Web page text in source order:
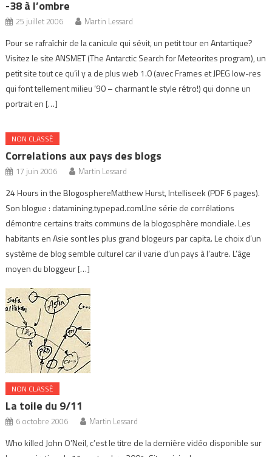
-38 à l’ombre
25 juillet 2006 Martin Lessard
Pour se rafraîchir de la canicule qui sévit, un petit tour en Antartique?
Visitez le site ANSMET (The Antarctic Search for Meteorites program), un
petit site tout ce qu’il y a de plus web 1.0 (avec Frames et JPEG low-res
qui font tellement milieu ’90 – charmant le style rétro!) qui donne un
portrait en […]
NON CLASSÉ
Correlations aux pays des blogs
17 juin 2006 Martin Lessard
24 Hours in the BlogosphereMatthew Hurst, Intelliseek (PDF 6 pages).
Son blogue : datamining.typepad.comUne série de corrélations
démontre certains traits communs de la blogosphère mondiale. Les
habitants en Asie sont les plus grand blogeurs par capita. Le choix d’un
système de blog semble culturel car il varie d’un pays à l’autre. L’âge
moyen du bloggeur […]
NON CLASSÉ
La toile du 9/11
6 octobre 2006 Martin Lessard
Who killed John O’Neil, c’est le titre de la dernière vidéo disponible sur